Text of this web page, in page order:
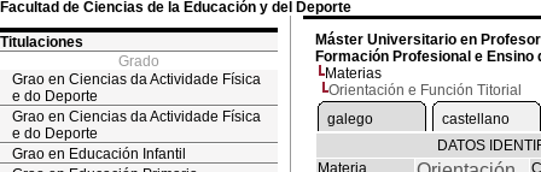
Facultad de Ciencias de la Educación y del Deporte
Titulaciones
Grado
Grao en Ciencias da Actividade Física
e do Deporte
Grao en Ciencias da Actividade Física
e do Deporte
Grao en Educación Infantil
Máster Universitario en
Formación Profesional e
Materias
Orientación e Función Titorial
galego
castellano
DATOS
Materia